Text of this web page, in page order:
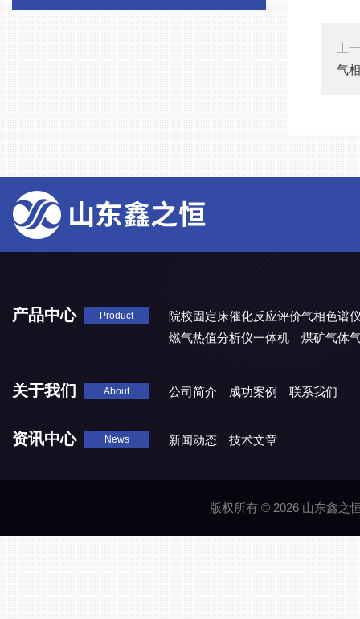
上
气
产品中心 Product
院校固定床催化反应评价气相色谱
燃气热值分析仪一体机
煤矿气体
关于我们 About 公司简介 成功案例 联系我们
资讯中心 News 新闻动态 技术文章
版权所有 © 2026 山东鑫之